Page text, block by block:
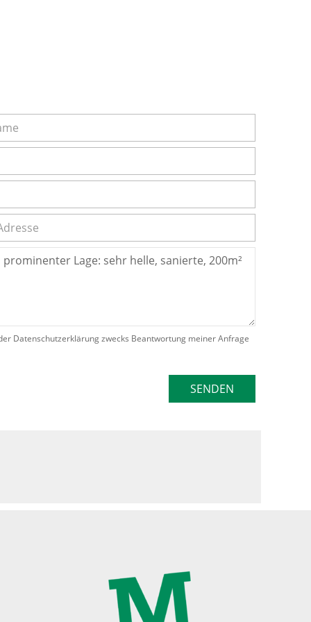
Datenschutzerklärung zwecks Beantwortung meiner Anfrage
SENDEN